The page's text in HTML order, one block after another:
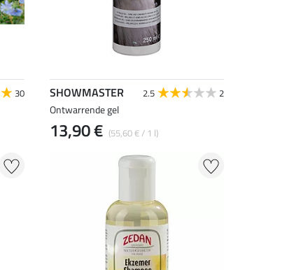
30 SHOWMASTER 2.5 2
Ontwarrende gel
13,90 € (55,60 € / 1 l)